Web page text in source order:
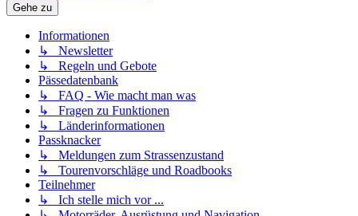
Gehe zu
Informationen
↳ Newsletter
↳ Regeln und Gebote
Pässedatenbank
↳ FAQ - Wie macht man was
↳ Fragen zu Funktionen
↳ Länderinformationen
Passknacker
↳ Meldungen zum Strassenzustand
↳ Tourenvorschläge und Roadbooks
Teilnehmer
↳ Ich stelle mich vor ...